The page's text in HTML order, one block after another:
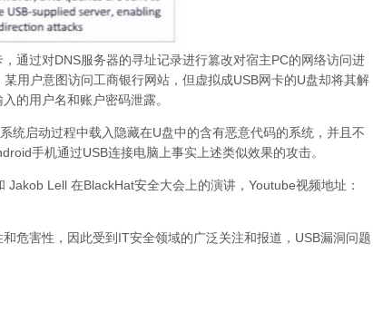
通过对DNS服务器的寻址记录进行篡改对宿主PC的网络访问进
某用户意图访问工商银行网站，但虚拟成USB网卡的U盘却将其解
的用户名和账户密码泄露。
统启动过程中载入隐藏在U盘中的含有恶意代码的系统，并且不
手机通过USB连接电脑上事实上述类似效果的攻击。
Lell 在BlackHat安全大会上的演讲，Youtube视频地址：
危害性，因此受到IT安全领域的广泛关注和报道，USB漏洞问题